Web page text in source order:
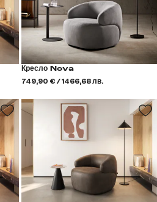
Кресло Nova
749,90 € / 1466,68 лв.